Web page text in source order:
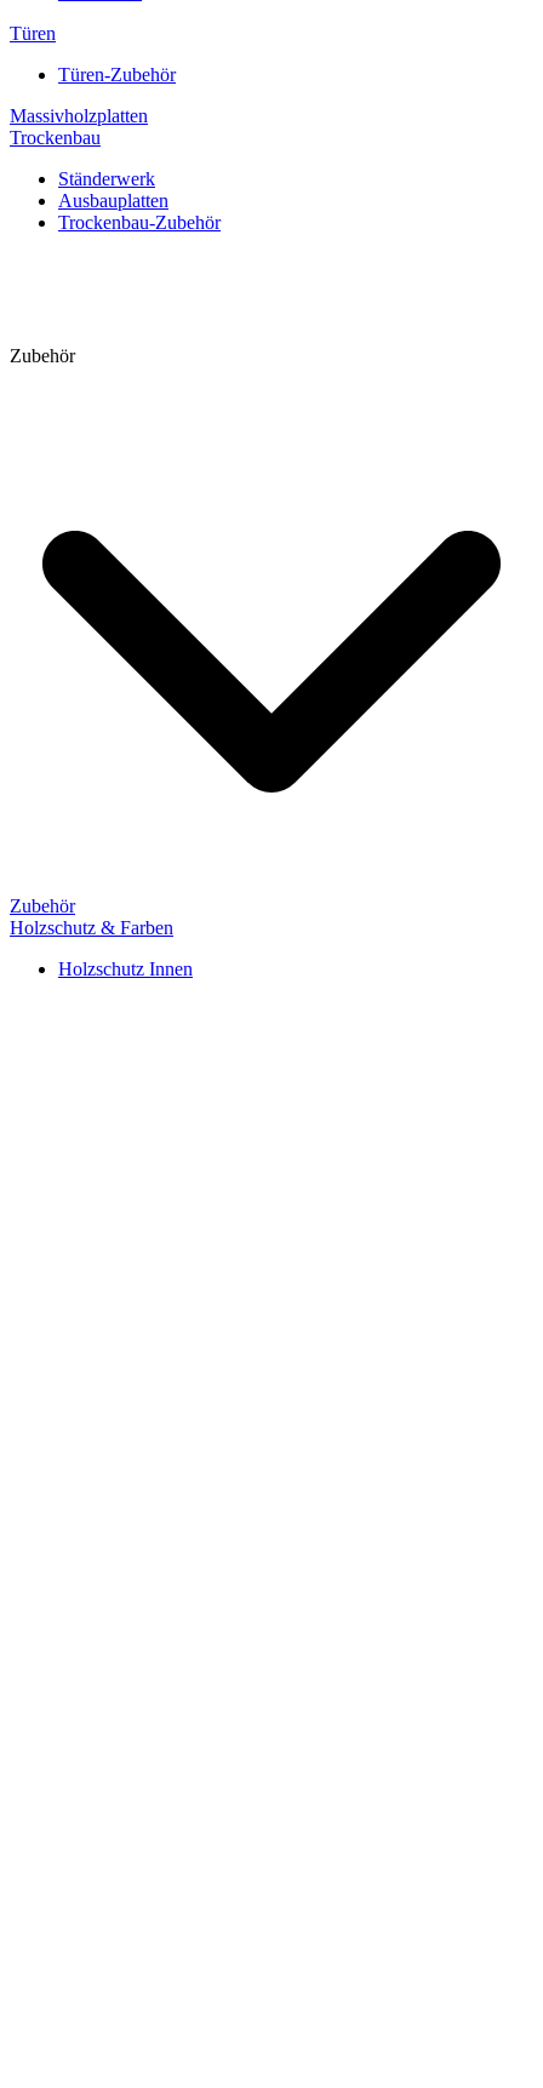
Türen
Türen-Zubehör
Massivholzplatten
Trockenbau
Ständerwerk
Ausbauplatten
Trockenbau-Zubehör
Zubehör
Zubehör
Holzschutz & Farben
Holzschutz Innen